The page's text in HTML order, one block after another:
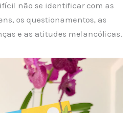
não se identificar com as
os questionamentos, as
e as atitudes melancólicas.